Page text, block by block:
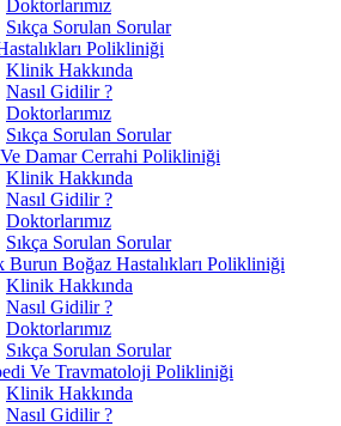
Doktorlarımız
Sıkça Sorulan Sorular
Polikliniği
Klinik Hakkında
Nasıl Gidilir ?
Doktorlarımız
Sıkça Sorulan Sorular
Damar Cerrahi Polikliniği
Klinik Hakkında
Nasıl Gidilir ?
Doktorlarımız
Sıkça Sorulan Sorular
Burun Boğaz Hastalıkları Polikliniği
Klinik Hakkında
Nasıl Gidilir ?
Doktorlarımız
Sıkça Sorulan Sorular
Ve Travmatoloji Polikliniği
Klinik Hakkında
Nasıl Gidilir ?